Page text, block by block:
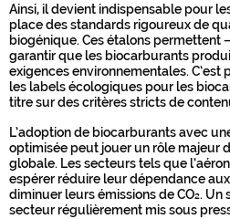
Ainsi, il devient indispensable pour
place des standards rigoureux de
biogénique. Ces étalons permettent
garantir que les biocarburants
exigences environnementales.
les labels écologiques pour les
titre sur des critères stricts de
L’adoption de biocarburants avec
optimisée peut jouer un rôle majeur
globale. Les secteurs tels que
espérer réduire leur dépendance
diminuer leurs émissions de CO₂.
secteur régulièrement mis sous